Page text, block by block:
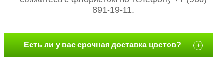
891-19-11.
Есть ли у вас срочная доставка цветов? +